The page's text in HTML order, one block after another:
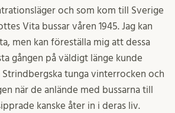
och som kom till Sverige
Vita bussar våren 1945. Jag kan
men kan föreställa mig att dessa
gången på väldigt länge kunde
Strindbergska tunga vinterrocken och
när de anlände med bussarna till
kanske åter in i deras liv.